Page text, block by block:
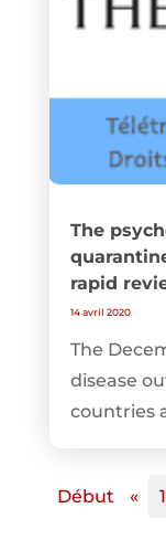
The
rapid
14 avril 2020
The
disease
countries
Début «